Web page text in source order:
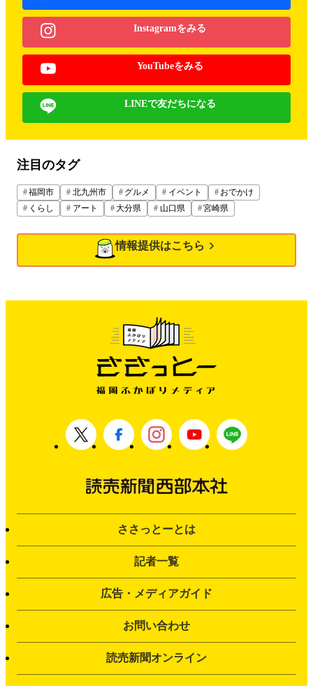
Instagramをみる
YouTubeをみる
LINEで友だちになる
注目のタグ
福岡市 北九州市 グルメ イベント
おでかけ
くらし
アート 大分県 山口県 宮崎県
情報提供はこちら
ささっとーとは
記者一覧
広告・メディアガイド
お問い合わせ
読売新聞オンライン